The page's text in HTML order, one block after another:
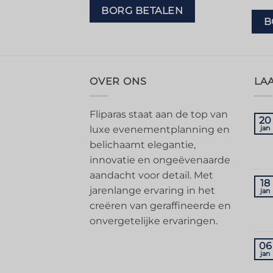
BORG BETALEN
OVER ONS
Fliparas staat aan de top van
luxe evenementplanning en
belichaamt elegantie,
innovatie en ongeëvenaarde
aandacht voor detail. Met
jarenlange ervaring in het
creëren van geraffineerde en
onvergetelijke ervaringen.
20
jan
18
jan
06
jan